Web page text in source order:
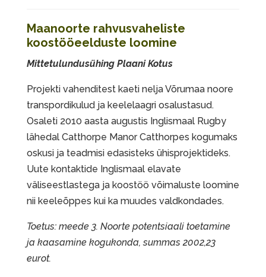
Maanoorte rahvusvaheliste
koostööeelduste loomine
Mittetulundusühing Plaani Kotus
Projekti vahenditest kaeti nelja Võrumaa noore
transpordikulud ja keelelaagri osalustasud.
Osaleti 2010 aasta augustis Inglismaal Rugby
lähedal Catthorpe Manor Catthorpes kogumaks
oskusi ja teadmisi edasisteks ühisprojektideks.
Uute kontaktide Inglismaal elavate
väliseestlastega ja koostöö võimaluste loomine
nii keeleõppes kui ka muudes valdkondades.
Toetus: meede 3. Noorte potentsiaali toetamine
ja kaasamine kogukonda, summas 2002,23
eurot.